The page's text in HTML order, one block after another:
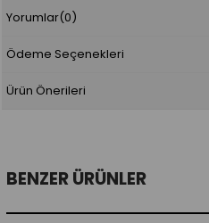
Yorumlar(0)
Ödeme Seçenekleri
Ürün Önerileri
BENZER ÜRÜNLER